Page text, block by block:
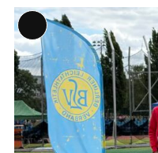
Long
Description